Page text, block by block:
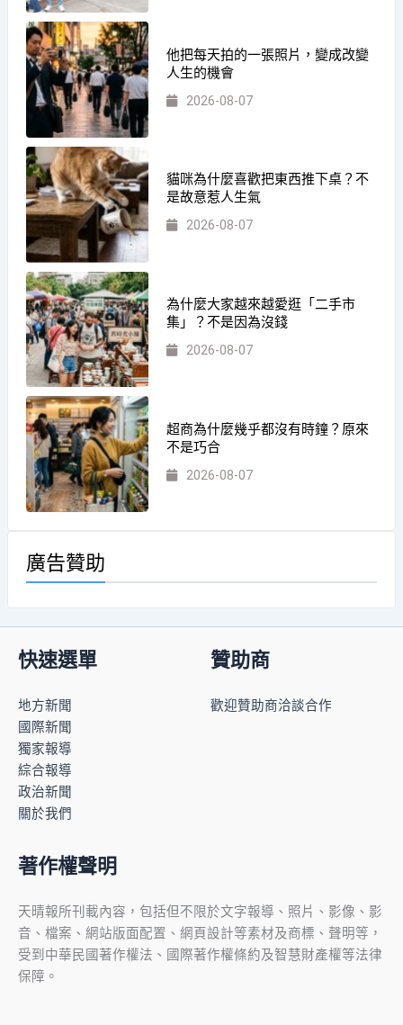
他把每天拍的一張照片，變成改變
人生的機會
2026-08-07
貓咪為什麼喜歡把東西推下桌？不
是故意惹人生氣
2026-08-07
為什麼大家越來越愛逛「二手市
集」？不是因為沒錢
2026-08-07
超商為什麼幾乎都沒有時鐘？原來
不是巧合
2026-08-07
廣告贊助
快速選單
地方新聞
國際新聞
獨家報導
綜合報導
政治新聞
關於我們
贊助商
歡迎贊助商洽談合作
著作權聲明
天晴報所刊載內容，包括但不限於文字報導、照片、影像、影
音、檔案、網站版面配置、網頁設計等素材及商標、聲明等，
受到中華民國著作權法、國際著作權條約及智慧財產權等法律
保障。